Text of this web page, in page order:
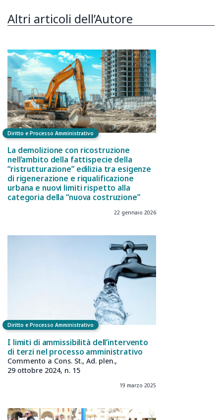
Altri articoli dell’Autore
Diritto e Processo Amministrativo
La demolizione con ricostruzione
nell’ambito della fattispecie della
“ristrutturazione” edilizia tra esigenze
di rigenerazione e riqualificazione
urbana e nuovi limiti rispetto alla
categoria della “nuova costruzione”
22 gennaio 2026
Diritto e Processo Amministrativo
I limiti di ammissibilità dell’intervento
di terzi nel processo amministrativo
Commento a Cons. St., Ad. plen.,
29 ottobre 2024, n. 15
19 marzo 2025